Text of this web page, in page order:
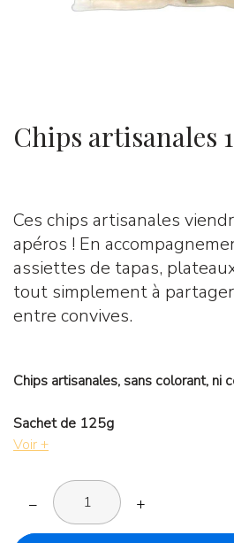
Chips artisanales
Ces chips artisanales
apéros ! En
assiettes de tapas,
tout simplement à
entre convives.
Chips artisanales, sans colorant, ni
Sachet de 125g
Voir +
– +